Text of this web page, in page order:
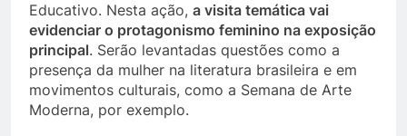
Educativo. Nesta ação, a visita temática vai
evidenciar o protagonismo feminino na exposição
principal. Serão levantadas questões como a
presença da mulher na literatura brasileira e em
movimentos culturais, como a Semana de Arte
Moderna, por exemplo.